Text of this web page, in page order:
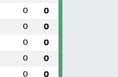
0 0
0 0
0 0
0 0
0 0